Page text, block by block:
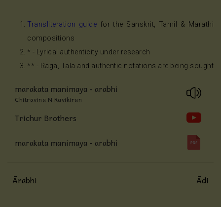
Transliteration guide for the Sanskrit, Tamil & Marathi
compositions
* - Lyrical authenticity under research
** - Raga, Tala and authentic notations are being sought
marakata manimaya - arabhi
Chitravina N Ravikiran
Trichur Brothers
marakata manimaya - arabhi
Ārabhi Ādi